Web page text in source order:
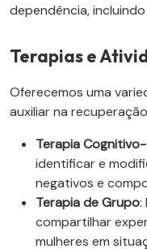
dependência,
Terapias e
Oferecemos uma
auxiliar na
Terapia
identificar e
negativos e
Terapia de Grupo:
compartilhar
mulheres em